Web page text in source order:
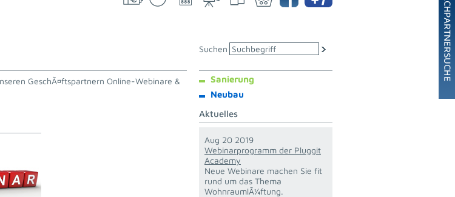
GeschÃ¤ftspartnern Online-Webinare &
Suchen
Sanierung
Neubau
Aktuelles
Aug 20 2019
Webinarprogramm der Pluggit
Academy
Neue Webinare machen Sie fit
rund um das Thema
WohnraumlÃ¼ftung.